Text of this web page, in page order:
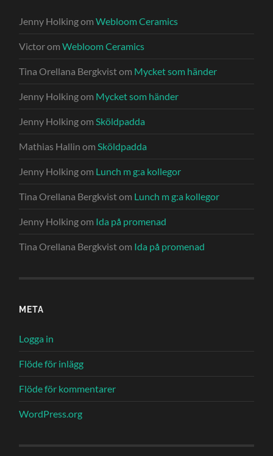
Jenny HolkingomWebloom Ceramics
VictoromWebloom Ceramics
Tina Orellana Bergkvistom Mycket som händer
Jenny Holkingom Mycket som händer
Jenny HolkingomSköldpadda
Mathias Hallin omSköldpadda
Jenny Holkingom Lunch m g:a kollegor
Tina Orellana Bergkvistom Lunch m g:a kollegor
Jenny Holkingom Ida på promenad
Tina Orellana Bergkvistom Ida på promenad
META
Logga in
Flöde för inlägg
Flöde för kommentarer
WordPress.org